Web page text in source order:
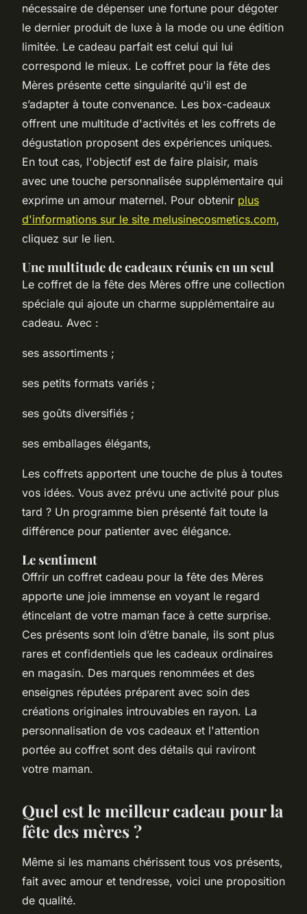
nécessaire de dépenser une fortune pour dégoter
le dernier produit de luxe à la mode ou une édition
limitée. Le cadeau parfait est celui qui lui
correspond le mieux. Le coffret pour la fête des
Mères présente cette singularité qu'il est de
s’adapter à toute convenance. Les box-cadeaux
offrent une multitude d'activités et les coffrets de
dégustation proposent des expériences uniques.
En tout cas, l'objectif est de faire plaisir, mais
avec une touche personnalisée supplémentaire qui
exprime un amour maternel. Pour obtenir plus
d'informations sur le site melusinecosmetics.com,
cliquez sur le lien.
Une multitude de cadeaux réunis en un seul
Le coffret de la fête des Mères offre une collection
spéciale qui ajoute un charme supplémentaire au
cadeau. Avec :
ses assortiments ;
ses petits formats variés ;
ses goûts diversifiés ;
ses emballages élégants,
Les coffrets apportent une touche de plus à toutes
vos idées. Vous avez prévu une activité pour plus
tard ? Un programme bien présenté fait toute la
différence pour patienter avec élégance.
​Le sentiment
Offrir un coffret cadeau pour la fête des Mères
apporte une joie immense en voyant le regard
étincelant de votre maman face à cette surprise.
Ces présents sont loin d’être banale, ils sont plus
rares et confidentiels que les cadeaux ordinaires
en magasin. Des marques renommées et des
enseignes réputées préparent avec soin des
créations originales introuvables en rayon. La
personnalisation de vos cadeaux et l'attention
portée au coffret sont des détails qui raviront
votre maman. ​
Quel est le meilleur cadeau pour la
fête des mères ?
Même si les mamans chérissent tous vos présents,
fait avec amour et tendresse, voici une proposition
de qualité.